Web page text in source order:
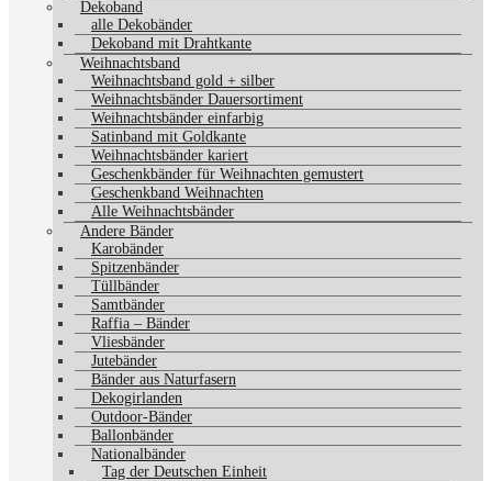
Dekoband
alle Dekobänder
Dekoband mit Drahtkante
Weihnachtsband
Weihnachtsband gold + silber
Weihnachtsbänder Dauersortiment
Weihnachtsbänder einfarbig
Satinband mit Goldkante
Weihnachtsbänder kariert
Geschenkbänder für Weihnachten gemustert
Geschenkband Weihnachten
Alle Weihnachtsbänder
Andere Bänder
Karobänder
Spitzenbänder
Tüllbänder
Samtbänder
Raffia – Bänder
Vliesbänder
Jutebänder
Bänder aus Naturfasern
Dekogirlanden
Outdoor-Bänder
Ballonbänder
Nationalbänder
Tag der Deutschen Einheit